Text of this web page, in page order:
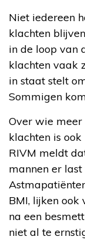
Niet iedereen
klachten
in de loop van
klachten vaak
in staat stelt
Sommigen
Over wie meer
klachten is
RIVM meldt
mannen er
BMI, lijken ook
na een
niet al te